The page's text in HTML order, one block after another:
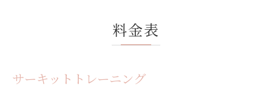
料金表
サーキットトレーニング